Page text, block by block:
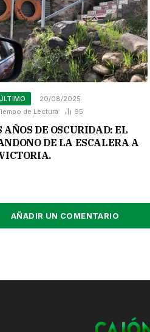
20/08/2025
de Lectura
95
AÑOS DE OSCURIDAD: EL
DE LA ESCALERA A
AÑADIR UN COMENTARIO